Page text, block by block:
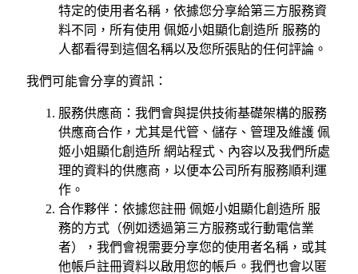
特定的使用者名稱，依據您分享給第三方服務資
料不同，所有使用 佩姬小姐顯化創造所 服務的
人都看得到這個名稱以及您所張貼的任何評論。
我們可能會分享的資訊：
服務供應商：我們會與提供技術基礎架構的服務
供應商合作，尤其是代管、儲存、管理及維護 佩
姬小姐顯化創造所 網站程式、內容以及我們所處
理的資料的供應商，以便本公司所有服務順利運
作。
合作夥伴：依據您註冊 佩姬小姐顯化創造所 服
務的方式（例如透過第三方服務或行動電信業
者），我們會視需要分享您的使用者名稱，或其
他帳戶註冊資料以啟用您的帳戶。我們也會以匿